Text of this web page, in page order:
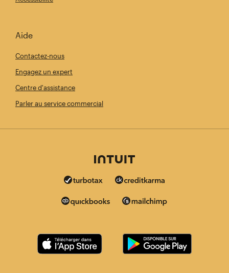
Aide
Contactez-nous
Engagez un expert
Centre d'assistance
Parler au service commercial